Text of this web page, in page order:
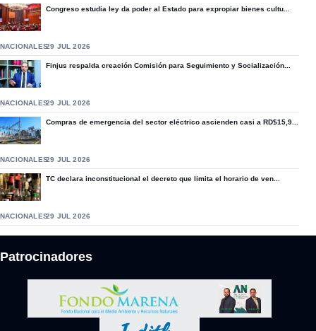
Congreso estudia ley da poder al Estado para expropiar bienes cultu...
NACIONALES29 JUL 2026
Finjus respalda creación Comisión para Seguimiento y Socialización...
NACIONALES29 JUL 2026
Compras de emergencia del sector eléctrico ascienden casi a RD$15,9...
NACIONALES29 JUL 2026
TC declara inconstitucional el decreto que limita el horario de ven...
NACIONALES29 JUL 2026
Patrocinadores